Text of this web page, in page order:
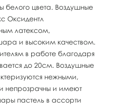
белого цвета. Воздушные
Оксидентл
латексом,
и высоким качеством.
в работе благодаря
до 20см. Воздушные
нежными,
непрозрачны и имеют
пастель в ассорти